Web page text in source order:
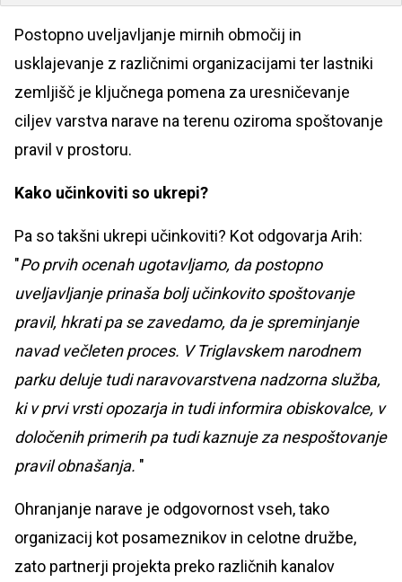
Postopno uveljavljanje mirnih območij in
usklajevanje z različnimi organizacijami ter lastniki
zemljišč je ključnega pomena za uresničevanje
ciljev varstva narave na terenu oziroma spoštovanje
pravil v prostoru.
Kako učinkoviti so ukrepi?
Pa so takšni ukrepi učinkoviti? Kot odgovarja Arih:
"Po prvih ocenah ugotavljamo, da postopno
uveljavljanje prinaša bolj učinkovito spoštovanje
pravil, hkrati pa se zavedamo, da je spreminjanje
navad večleten proces. V Triglavskem narodnem
parku deluje tudi naravovarstvena nadzorna služba,
ki v prvi vrsti opozarja in tudi informira obiskovalce, v
določenih primerih pa tudi kaznuje za nespoštovanje
pravil obnašanja. "
Ohranjanje narave je odgovornost vseh, tako
organizacij kot posameznikov in celotne družbe,
zato partnerji projekta preko različnih kanalov